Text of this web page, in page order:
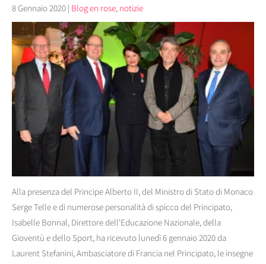
8 Gennaio 2020 | Blog en rose, notizie
Alla presenza del Principe Alberto II, del Ministro di Stato di Monaco
Serge Telle e di numerose personalità di spicco del Principato,
Isabelle Bonnal, Direttore dell'Educazione Nazionale, della
Gioventù e dello Sport, ha ricevuto lunedì 6 gennaio 2020 da
Laurent Stefanini, Ambasciatore di Francia nel Principato, le insegne